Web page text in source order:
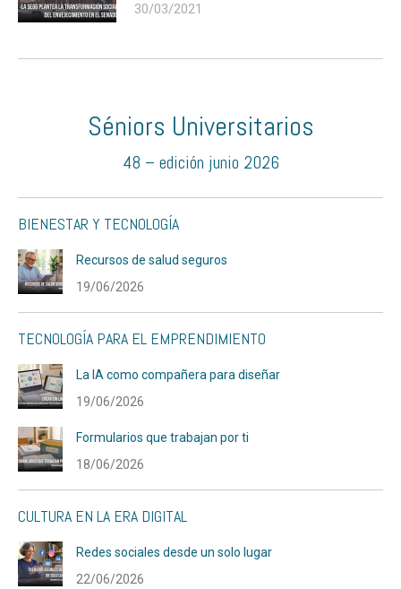
30/03/2021
Séniors Universitarios
48 – edición junio 2026
BIENESTAR Y TECNOLOGÍA
Recursos de salud seguros
19/06/2026
TECNOLOGÍA PARA EL EMPRENDIMIENTO
La IA como compañera para diseñar
19/06/2026
Formularios que trabajan por ti
18/06/2026
CULTURA EN LA ERA DIGITAL
Redes sociales desde un solo lugar
22/06/2026